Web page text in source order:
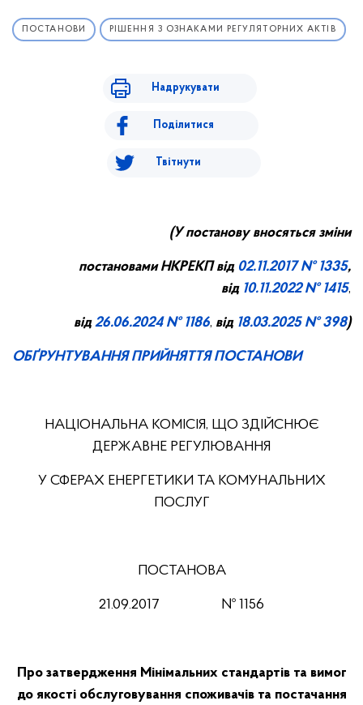
ПОСТАНОВИ РІШЕННЯ З ОЗНАКАМИ РЕГУЛЯТОРНИХ АКТІВ
Надрукувати
Поділитися
Твітнути
(У постанову вносяться зміни
постановами НКРЕКП від 02.11.2017 № 1335,
від 10.11.2022 № 1415,
від26.06.2024 № 1186, від 18.03.2025 № 398)
ОБҐРУНТУВАННЯ ПРИЙНЯТТЯ ПОСТАНОВИ
НАЦІОНАЛЬНА КОМІСІЯ, ЩО ЗДІЙСНЮЄ
ДЕРЖАВНЕ РЕГУЛЮВАННЯ
У СФЕРАХ ЕНЕРГЕТИКИ ТА КОМУНАЛЬНИХ
ПОСЛУГ
ПОСТАНОВА
21.09.2017 № 1156
Про затвердження Мінімальних стандартів та вимог
до якості обслуговування споживачів та постачання